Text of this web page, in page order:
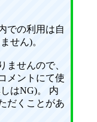
での利用は自
せん)。
ませんので、
メントにて使
はNG)。 内
だくことがあ